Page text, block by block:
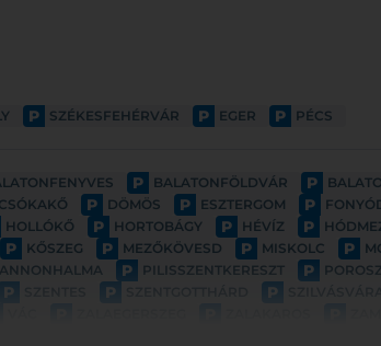
P SZÉKESFEHÉRVÁR P EGER P PÉCS
P BALATONFÖLDVÁR P
CSÓKAKŐ P DÖMÖS P ESZTERGOM P
HOLLÓKŐ P HORTOBÁGY P HÉVÍZ P
P KŐSZEG P MEZŐKÖVESD P MISKOLC P
P PILISSZENTKERESZT P
P P P